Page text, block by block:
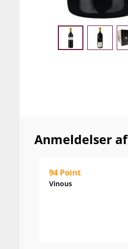
Anmeldelser
94 Point
Vinous